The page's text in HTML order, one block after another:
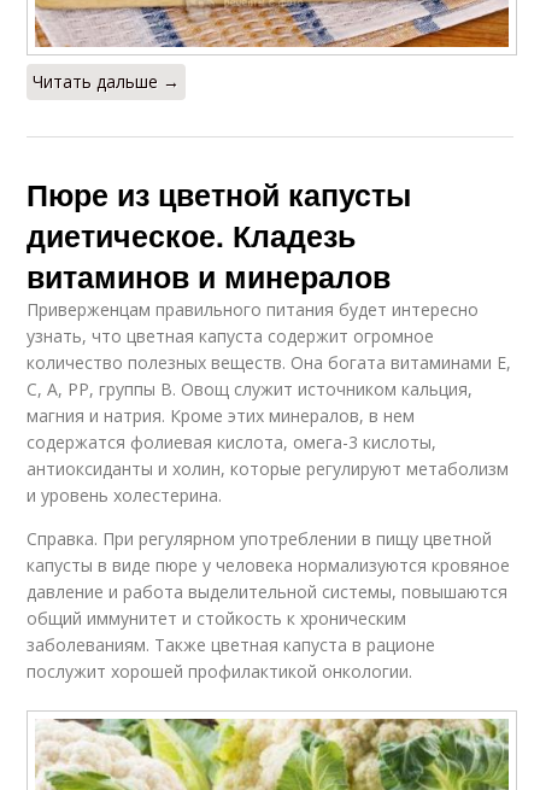
Читать дальше →
Пюре из цветной капусты
диетическое. Кладезь
витаминов и минералов
Приверженцам правильного питания будет интересно
узнать, что цветная капуста содержит огромное
количество полезных веществ. Она богата витаминами Е,
С, А, РР, группы В. Овощ служит источником кальция,
магния и натрия. Кроме этих минералов, в нем
содержатся фолиевая кислота, омега-3 кислоты,
антиоксиданты и холин, которые регулируют метаболизм
и уровень холестерина.
Справка. При регулярном употреблении в пищу цветной
капусты в виде пюре у человека нормализуются кровяное
давление и работа выделительной системы, повышаются
общий иммунитет и стойкость к хроническим
заболеваниям. Также цветная капуста в рационе
послужит хорошей профилактикой онкологии.